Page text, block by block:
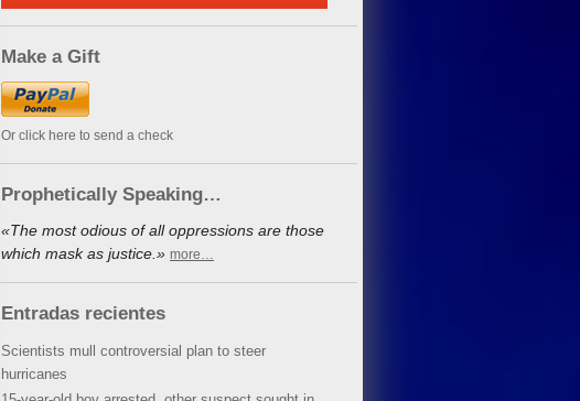
Make a Gift
Or click here to send a check
Prophetically Speaking…
«The most odious of all oppressions are those
which mask as justice.» more…
Entradas recientes
Scientists mull controversial plan to steer
hurricanes